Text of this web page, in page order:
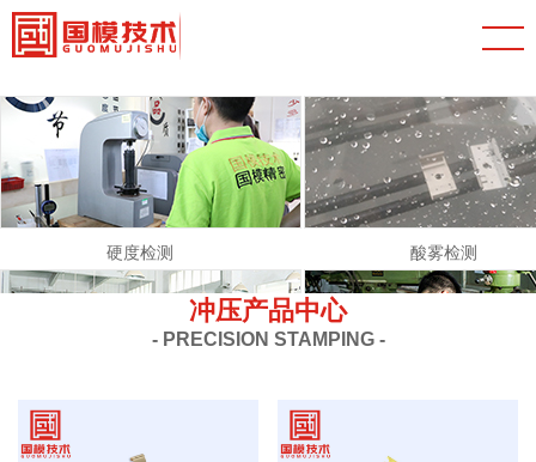
硬度检测 酸雾检测
冲压产品中心
- PRECISION STAMPING -